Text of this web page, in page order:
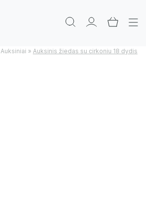
Auksiniai » Auksinis žiedas su cirkoniu 18 dydis